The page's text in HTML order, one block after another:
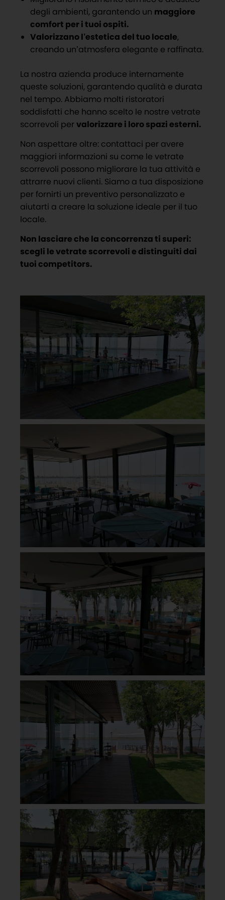
degli ambienti, garantendo un maggiore
comfort per i tuoi ospiti.
Valorizzano l’estetica del tuo locale,
creando un’atmosfera elegante e raffinata.
La nostra azienda produce internamente
queste soluzioni, garantendo qualità e durata
nel tempo. Abbiamo molti ristoratori
soddisfatti che hanno scelto le nostre vetrate
scorrevoli per valorizzare i loro spazi esterni.
Non aspettare oltre: contattaci per avere
maggiori informazioni su come le vetrate
scorrevoli possono migliorare la tua attività e
attrarre nuovi clienti. Siamo a tua disposizione
per fornirti un preventivo personalizzato e
aiutarti a creare la soluzione ideale per il tuo
locale.
Non lasciare che la concorrenza ti superi:
scegli le vetrate scorrevoli e distinguiti dai
tuoi competitors.